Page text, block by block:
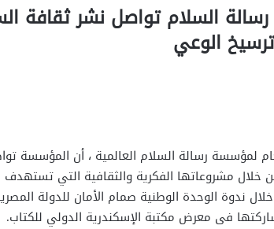
الوعي
لمؤسسة رسالة السلام العالمية ، أن المؤسسة
خلال مشروعاتها الفكرية والثقافية التي تستهدف
ندوة الوحدة الوطنية صمام الأمان للدولة
فى معرض مكتبة الإسكندرية الدولي للكتاب.